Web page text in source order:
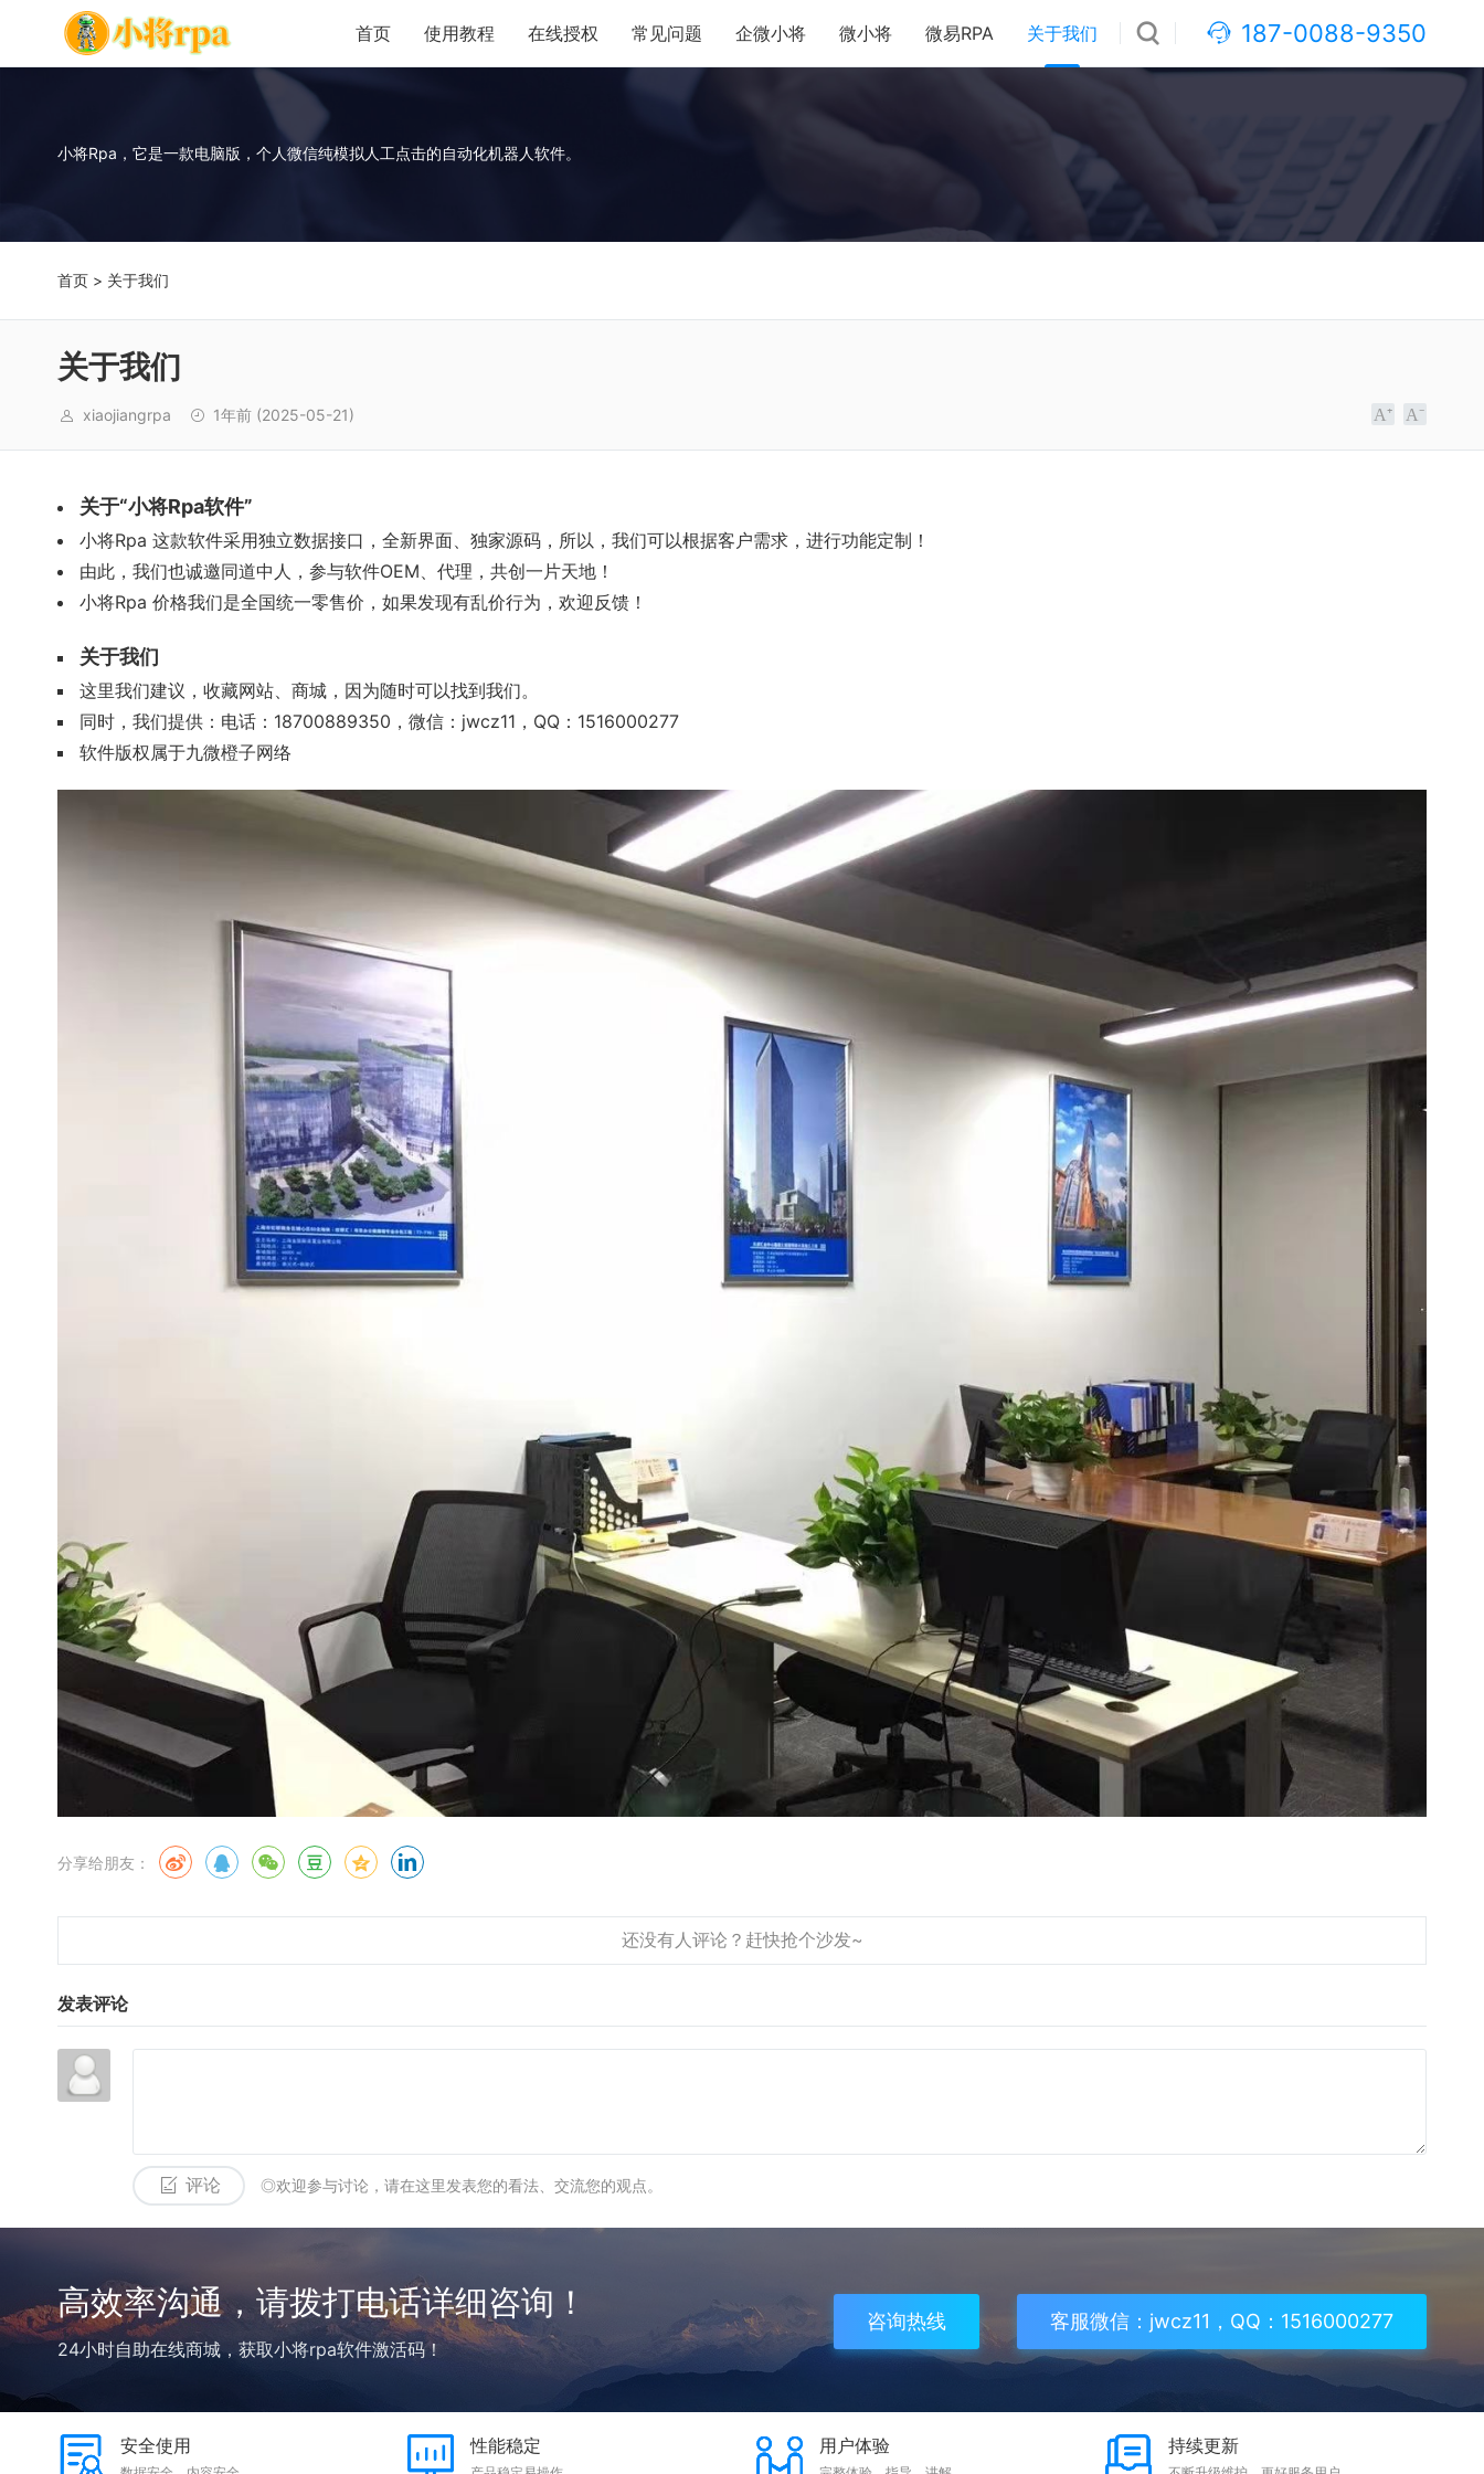
187-0088-9350
首页 使用教程 在线授权 常见问题 企微小将 微小将 微易RPA 关于我们
小将Rpa，它是一款电脑版，个人微信纯模拟人工点击的自动化机器人软件。
首页 > 关于我们
关于我们
xiaojiangrpa 1年前 (2025-05-21)
关于“小将Rpa软件”
小将Rpa 这款软件采用独立数据接口，全新界面、独家源码，所以，我们可以根据客户需求，进行功能定制！
由此，我们也诚邀同道中人，参与软件OEM、代理，共创一片天地！
小将Rpa 价格我们是全国统一零售价，如果发现有乱价行为，欢迎反馈！
关于我们
这里我们建议，收藏网站、商城，因为随时可以找到我们。
同时，我们提供：电话：18700889350，微信：jwcz11，QQ：1516000277
软件版权属于九微橙子网络
分享给朋友：
发表评论
评论 ◎欢迎参与讨论，请在这里发表您的看法、交流您的观点。
高效率沟通，请拨打电话详细咨询！
24小时自助在线商城，获取小将rpa软件激活码！
咨询热线 客服微信：jwcz11，QQ：1516000277
安全使用 性能稳定 用户体验 持续更新